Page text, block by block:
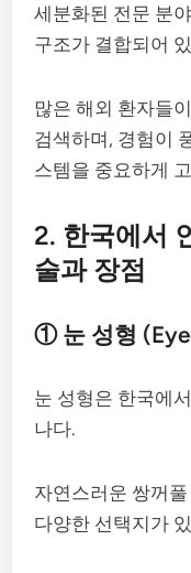
세분화된 전문 분
구조가 결합되어
많은 해외 환자들
검색하며, 경험이
스템을 중요하게
2. 한국에서
술과 장점
① 눈 성형
눈 성형은 한국에
나다.
자연스러운 쌍꺼
다양한 선택지가